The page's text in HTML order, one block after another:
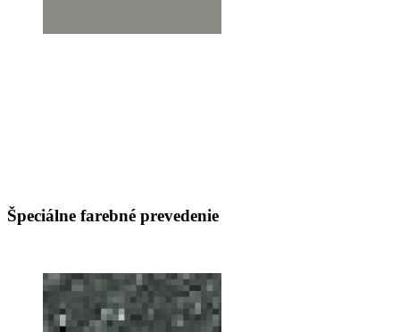
Špeciálne farebné prevedenie